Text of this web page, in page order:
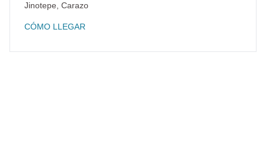
Jinotepe Carazo
CÓMO LLEGAR